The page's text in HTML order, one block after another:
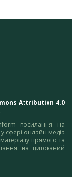
Attribution 4.0
посилання на
у сфері онлайн-медіа
прямого та
на цитований